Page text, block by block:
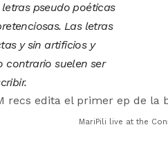
pseudo poéticas
Las letras
y sin artificios y
contrario suelen ser
MariPili live at the